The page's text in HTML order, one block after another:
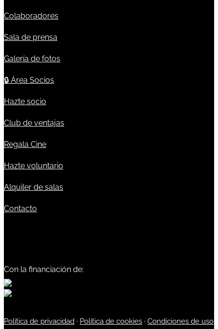
Colaboradores
Sala de prensa
Galería de fotos
🔒 Área Socios
Hazte socio
Club de ventajas
Regala Cine
Hazte voluntario
Alquiler de salas
Contacto
Con la financiación de:
Política de privacidad · Política de cookies · Condiciones de uso